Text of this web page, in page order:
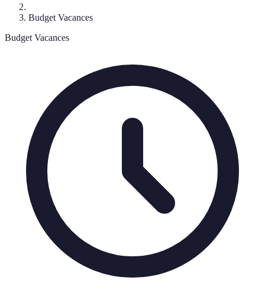
Budget Vacances
Budget Vacances